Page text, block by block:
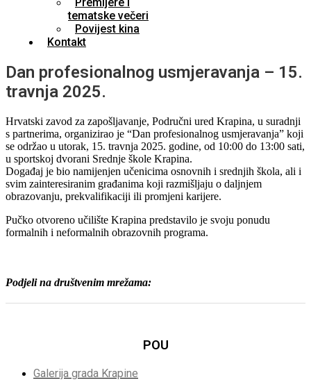
tematske večeri
Povijest kina
Kontakt
Dan profesionalnog usmjeravanja – 15.
travnja 2025.
Hrvatski zavod za zapošljavanje, Područni ured Krapina, u suradnji
s partnerima, organizirao je “Dan profesionalnog usmjeravanja” koji
se održao u utorak, 15. travnja 2025. godine, od 10:00 do 13:00 sati,
u sportskoj dvorani Srednje škole Krapina.
Događaj je bio namijenjen učenicima osnovnih i srednjih škola, ali i
svim zainteresiranim građanima koji razmišljaju o daljnjem
obrazovanju, prekvalifikaciji ili promjeni karijere.
Pučko otvoreno učilište Krapina predstavilo je svoju ponudu
formalnih i neformalnih obrazovnih programa.
Podjeli na društvenim mrežama:
POU
Galerija grada Krapine